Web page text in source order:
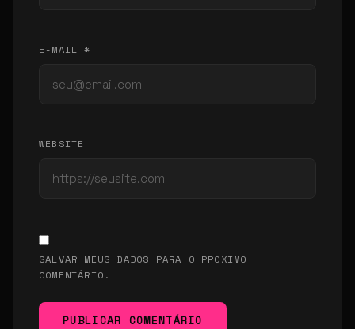
E-MAIL *
WEBSITE
SALVAR MEUS DADOS PARA O PRÓXIMO
COMENTÁRIO.
PUBLICAR COMENTÁRIO